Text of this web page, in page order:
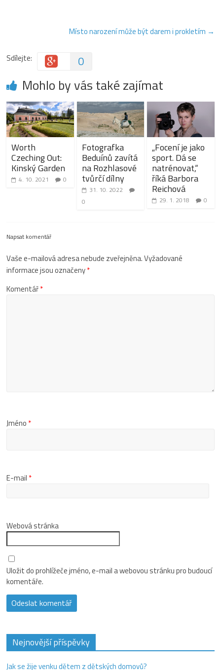
Místo narození může být darem i prokletím →
Sdílejte: 0
Mohlo by vás také zajímat
Worth
Czeching Out:
Kinský Garden
4. 10. 2021 0
Fotografka
Beduínů zavítá
na Rozhlasové
tvůrčí dílny
31. 10. 2022
0
„Focení je jako
sport. Dá se
natrénovat,“
říká Barbora
Reichová
29. 1. 2018 0
Napsat komentář
Vaše e-mailová adresa nebude zveřejněna.Vyžadované
informace jsou označeny*
Komentář*
Jméno *
E-mail *
Webová stránka
Uložit do prohlížeče jméno, e-mail a webovou stránku pro budoucí
komentáře.
Nejnovější příspěvky
Jak se žije venku dětem z dětských domovů?